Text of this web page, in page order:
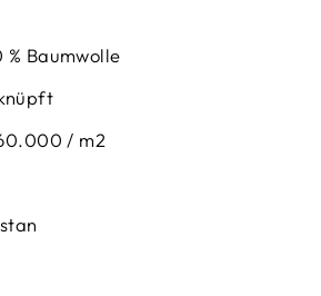
% Baumwolle
/ m2